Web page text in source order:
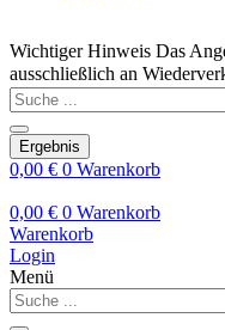
Wichtiger Hinweis Das
ausschließlich an
Search
...
Ergebnis
0,00 € 0 Warenkorb
0,00 € 0 Warenkorb
Warenkorb
Login
Menü
Search
...